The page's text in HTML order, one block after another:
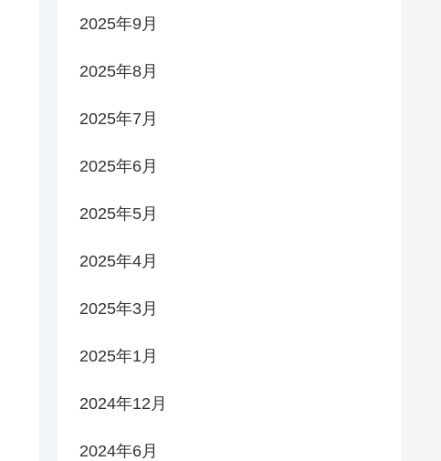
2025年9月
2025年8月
2025年7月
2025年6月
2025年5月
2025年4月
2025年3月
2025年1月
2024年12月
2024年6月